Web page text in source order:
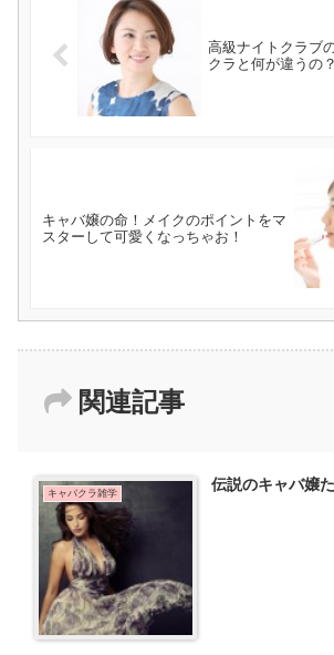
高級ナイトクラブ
クラと何が違うの？
キャバ嬢の命！メイクのポイントをマ
スターして可愛くなっちゃお！
関連記事
キャバクラ雑学 伝説のキャバ嬢